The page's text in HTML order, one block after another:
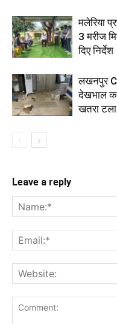
मलेरिया
3 मरीज
दिए निर्देश
लखनपुर
देखभाल
खतरा टला
Leave a reply